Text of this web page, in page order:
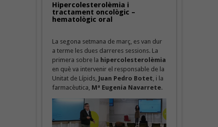
Hipercolesterolèmia i
tractament oncològic –
hematològic oral
La segona setmana de març, es van dur
a terme les dues darreres sessions. La
primera sobre la hipercolesterolèmia
en què va intervenir el responsable de la
Unitat de Lípids, Juan Pedro Botet, i la
farmacèutica, Mª Eugenia Navarrete.